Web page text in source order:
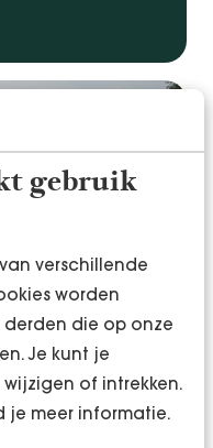
gebruik
verschillende
worden
die op onze
Je kunt je
of intrekken.
je meer informatie.